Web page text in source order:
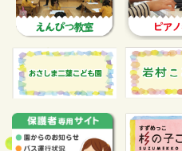
2024年1月(3)
2023年12月(2)
2023年11月(2)
2023年10月(3)
2023年9月(1)
2023年7月(2)
2023年6月(2)
2023年5月(2)
2023年4月(3)